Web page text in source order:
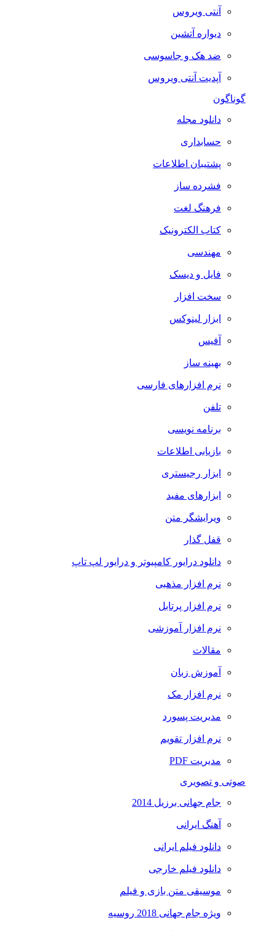
آنتی ویروس
دیواره آتشین
ضد هک و جاسوسی
آپدیت آنتی ویروس
گوناگون
دانلود مجله
حسابداری
پشتیبان اطلاعات
فشرده ساز
فرهنگ لغت
کتاب الکترونیک
مهندسی
فایل و دیسک
سخت افزار
ابزار لینوکس
آفیس
بهینه ساز
نرم افزارهای فارسی
تلفن
برنامه نویسی
بازیابی اطلاعات
ابزار رجیستری
ابزارهای مفید
ویرایشگر متن
قفل گذار
دانلود درایور کامپیوتر و درایور لپ تاپ
نرم افزار مذهبی
نرم افزار پرتابل
نرم افزار آموزشی
مقالات
آموزش زبان
نرم افزار مک
مدیریت پسورد
نرم افزار تقویم
مدیریت PDF
صوتی و تصویری
جام جهانی برزیل 2014
آهنگ ایرانی
دانلود فیلم ایرانی
دانلود فیلم خارجی
موسیقی متن بازی و فیلم
ویژه جام جهانی 2018 روسیه